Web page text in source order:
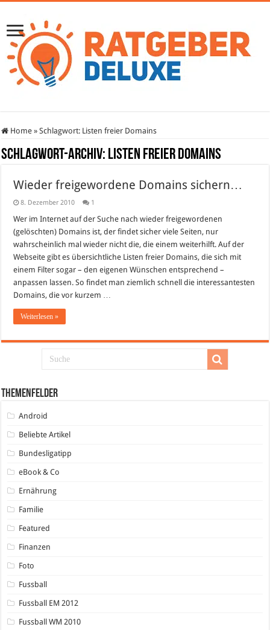
Home » Schlagwort: Listen freier Domains
Schlagwort-Archiv: Listen freier Domains
Wieder freigewordene Domains sichern…
8. Dezember 2010 1
Wer im Internet auf der Suche nach wieder freigewordenen
(gelöschten) Domains ist, der findet sicher viele Seiten, nur
wahrscheinlich mal wieder nicht die, die einem weiterhilft. Auf der
Webseite gibt es übersichtliche Listen freier Domains, die sich mit
einem Filter sogar – den eigenen Wünschen entsprechend –
anpassen lassen. So findet man ziemlich schnell die interessantesten
Domains, die vor kurzem …
Weiterlesen »
Themenfelder
Android
Beliebte Artikel
Bundesligatipp
eBook & Co
Ernährung
Familie
Featured
Finanzen
Foto
Fussball
Fussball EM 2012
Fussball WM 2010